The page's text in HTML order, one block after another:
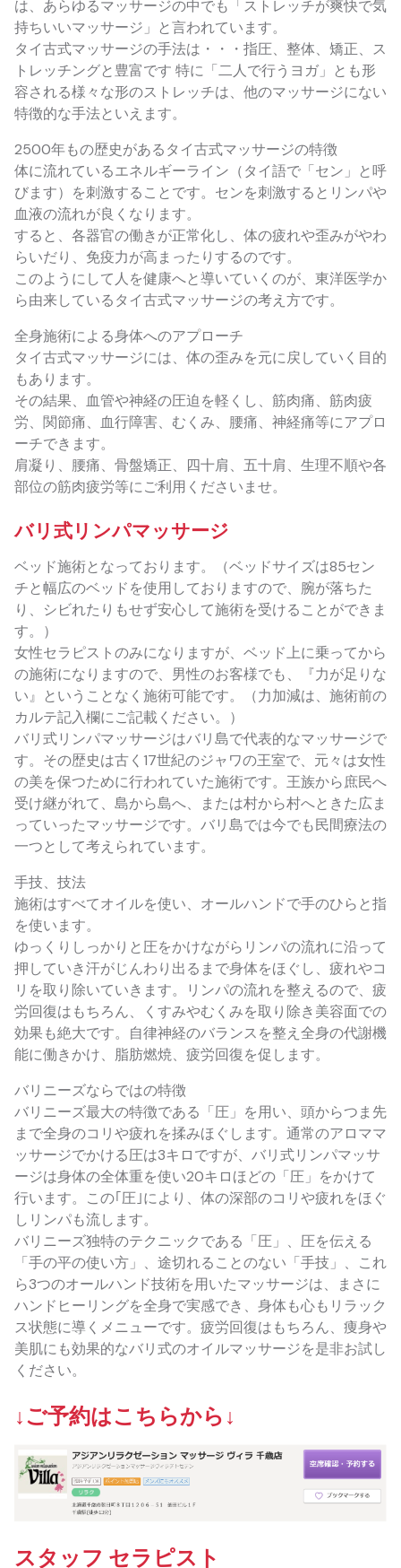
は、あらゆるマッサージの中でも「ストレッチが爽快で気
持ちいいマッサージ」と言われています。
タイ古式マッサージの手法は・・・指圧、整体、矯正、ス
トレッチングと豊富です 特に「二人で行うヨガ」とも形
容される様々な形のストレッチは、他のマッサージにない
特徴的な手法といえます。
2500年もの歴史があるタイ古式マッサージの特徴
体に流れているエネルギーライン（タイ語で「セン」と呼
びます）を刺激することです。センを刺激するとリンパや
血液の流れが良くなります。
すると、各器官の働きが正常化し、体の疲れや歪みがやわ
らいだり、免疫力が高まったりするのです。
このようにして人を健康へと導いていくのが、東洋医学か
ら由来しているタイ古式マッサージの考え方です。
全身施術による身体へのアプローチ
タイ古式マッサージには、体の歪みを元に戻していく目的
もあります。
その結果、血管や神経の圧迫を軽くし、筋肉痛、筋肉疲
労、関節痛、血行障害、むくみ、腰痛、神経痛等にアプロ
ーチできます。
肩凝り、腰痛、骨盤矯正、四十肩、五十肩、生理不順や各
部位の筋肉疲労等にご利用くださいませ。
バリ式リンパマッサージ
ベッド施術となっております。（ベッドサイズは85セン
チと幅広のベッドを使用しておりますので、腕が落ちた
り、シビれたりもせず安心して施術を受けることができま
す。）
女性セラピストのみになりますが、ベッド上に乗ってから
の施術になりますので、男性のお客様でも、『力が足りな
い』ということなく施術可能です。（力加減は、施術前の
カルテ記入欄にご記載ください。）
バリ式リンパマッサージはバリ島で代表的なマッサージで
す。その歴史は古く17世紀のジャワの王室で、元々は女性
の美を保つために行われていた施術です。王族から庶民へ
受け継がれて、島から島へ、または村から村へときた広ま
っていったマッサージです。バリ島では今でも民間療法の
一つとして考えられています。
手技、技法
施術はすべてオイルを使い、オールハンドで手のひらと指
を使います。
ゆっくりしっかりと圧をかけながらリンパの流れに沿って
押していき汗がじんわり出るまで身体をほぐし、疲れやコ
リを取り除いていきます。リンパの流れを整えるので、疲
労回復はもちろん、くすみやむくみを取り除き美容面での
効果も絶大です。自律神経のバランスを整え全身の代謝機
能に働きかけ、脂肪燃焼、疲労回復を促します。
バリニーズならではの特徴
バリニーズ最大の特徴である「圧」を用い、頭からつま先
まで全身のコリや疲れを揉みほぐします。通常のアロママ
ッサージでかける圧は3キロですが、バリ式リンパマッサ
ージは身体の全体重を使い20キロほどの「圧」をかけて
行います。この｢圧｣により、体の深部のコリや疲れをほぐ
しリンパも流します。
バリニーズ独特のテクニックである「圧」、圧を伝える
「手の平の使い方」、途切れることのない「手技」、これ
ら3つのオールハンド技術を用いたマッサージは、まさに
ハンドヒーリングを全身で実感でき、身体も心もリラック
ス状態に導くメニューです。疲労回復はもちろん、痩身や
美肌にも効果的なバリ式のオイルマッサージを是非お試し
ください。
↓ご予約はこちらから↓
スタッフ セラピスト